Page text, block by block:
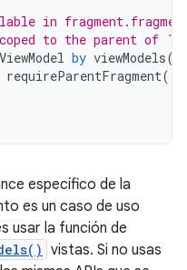
in
to the parent of
by viewModels(
requireParentFragment()
específico de la
es un caso de uso
usar la función de
vistas. Si no usas